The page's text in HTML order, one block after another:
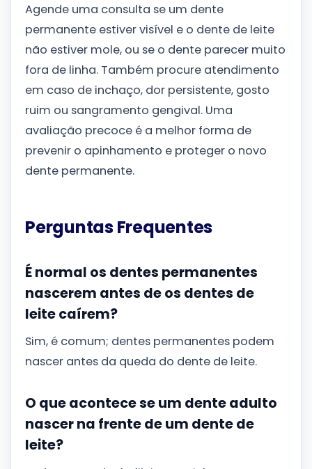
Agende uma consulta se um dente
permanente estiver visível e o dente de leite
não estiver mole, ou se o dente parecer muito
fora de linha. Também procure atendimento
em caso de inchaço, dor persistente, gosto
ruim ou sangramento gengival. Uma
avaliação precoce é a melhor forma de
prevenir o apinhamento e proteger o novo
dente permanente.
Perguntas Frequentes
É normal os dentes permanentes
nascerem antes de os dentes de
leite caírem?
Sim, é comum; dentes permanentes podem
nascer antes da queda do dente de leite.
O que acontece se um dente adulto
nascer na frente de um dente de
leite?